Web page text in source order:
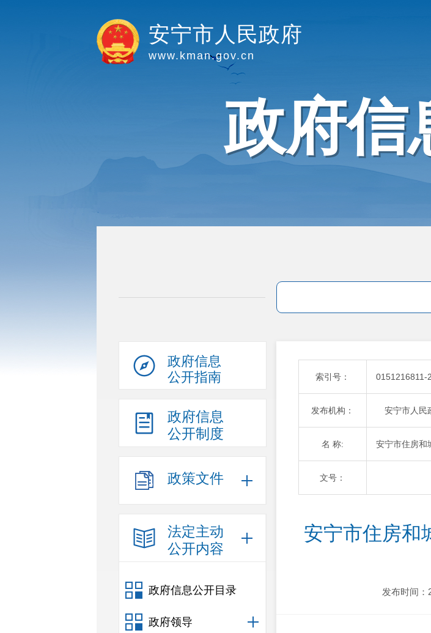
安宁市人民政府
www.kman.gov.cn
政府信
政府信息
公开指南
政府信息
公开制度
政策文件
法定主动
公开内容
政府信息公开目录
政府领导
索引号： 0151216811-
发布机构： 安宁市人民
名 称: 安宁市住房和
文号：
安宁市住房和
发布时间：